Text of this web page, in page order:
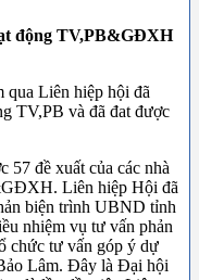
động TV,PB&GĐXH
qua Liên hiệp hội đã
TV,PB và đã đat được
57 đề xuất của các nhà
Liên hiệp Hội đã
biện trình UBND tỉnh
nhiệm vụ tư vấn phản
chức tư vấn góp ý dự
Lâm. Đây là Đại hội